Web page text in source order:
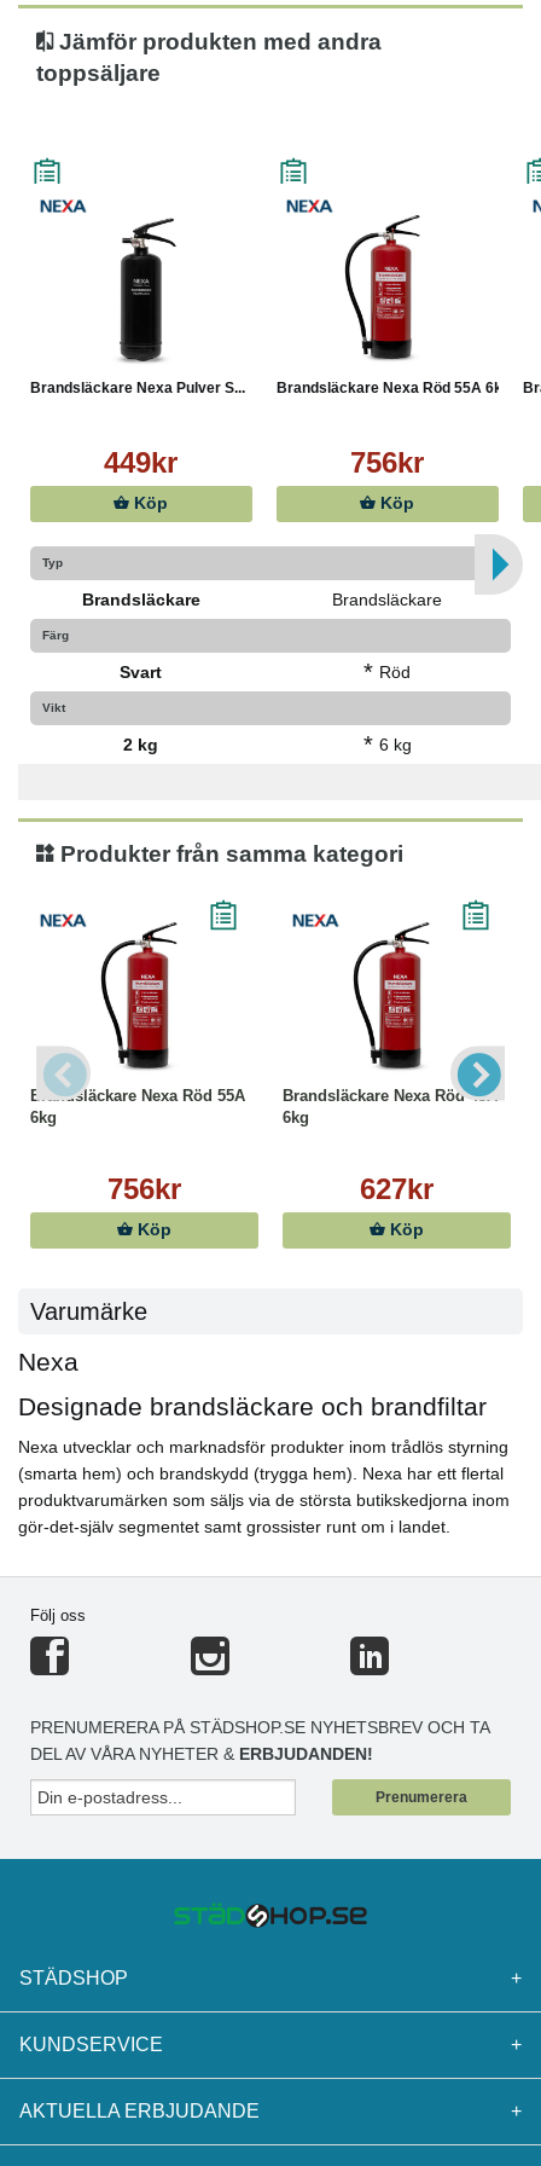
Jämför produkten med andra
toppsäljare
Brandsläckare Nexa Pulver S...
449kr
Köp
Brandsläckare Nexa Röd 55A 6kg
756kr
Köp
Typ
Brandsläckare Brandsläckare
Färg
Svart * Röd
Vikt
2 kg * 6 kg
Produkter från samma kategori
Brandsläckare Nexa Röd 55A
6kg
756kr
Köp
Brandsläckare Nexa Röd 43A
6kg
627kr
Köp
Varumärke
Nexa
Designade brandsläckare och brandfiltar
Nexa utvecklar och marknadsför produkter inom trådlös styrning
(smarta hem) och brandskydd (trygga hem). Nexa har ett flertal
produktvarumärken som säljs via de största butikskedjorna inom
gör-det-själv segmentet samt grossister runt om i landet.
Följ oss
PRENUMERERA PÅ STÄDSHOP.SE NYHETSBREV OCH TA
DEL AV VÅRA NYHETER & ERBJUDANDEN!
Prenumerera
STÄDSHOP +
KUNDSERVICE +
AKTUELLA ERBJUDANDE +